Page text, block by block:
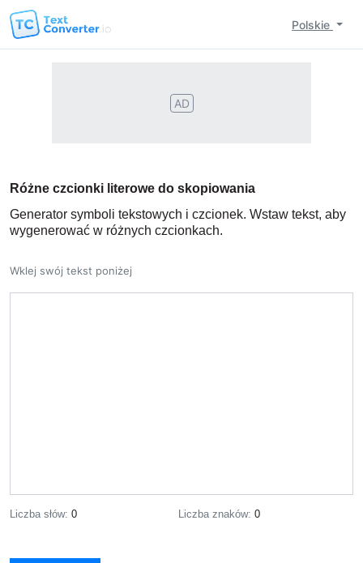
Polskie
AD
Różne czcionki literowe do skopiowania
Generator symboli tekstowych i czcionek. Wstaw tekst, aby
wygenerować w różnych czcionkach.
Wklej swój tekst poniżej
Liczba słów: 0 Liczba znaków: 0